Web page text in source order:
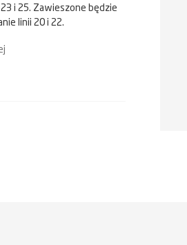
23 i 25. Zawieszone będzie
linii 20 i 22.